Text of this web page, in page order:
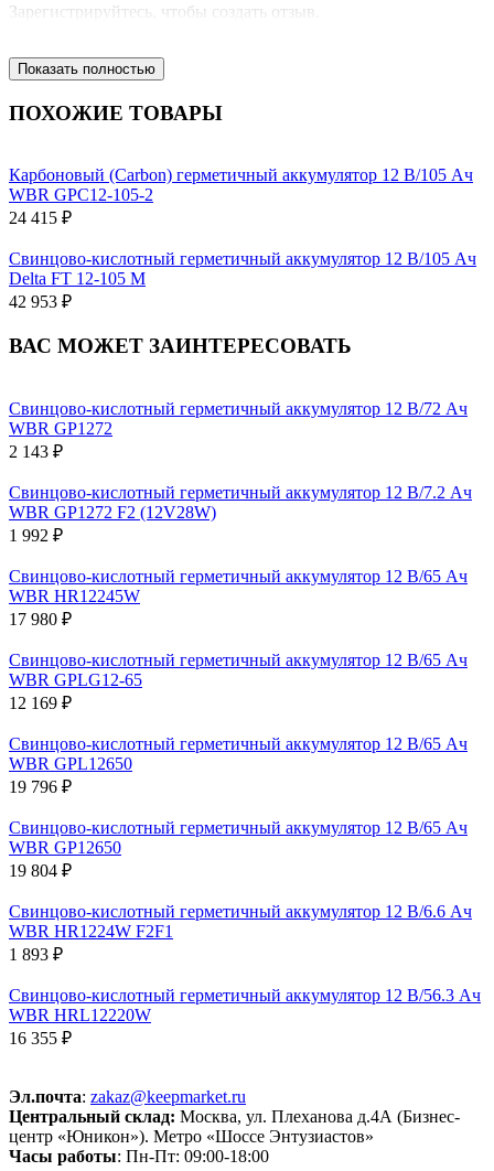
Зарегистрируйтесь, чтобы создать отзыв.
Показать полностью
ПОХОЖИЕ ТОВАРЫ
Карбоновый (Carbon) герметичный аккумулятор 12 В/105 Ач
WBR GPC12-105-2
24 415 ₽
Свинцово-кислотный герметичный аккумулятор 12 В/105 Ач
Delta FT 12-105 M
42 953 ₽
ВАС МОЖЕТ ЗАИНТЕРЕСОВАТЬ
Свинцово-кислотный герметичный аккумулятор 12 В/72 Ач
WBR GP1272
2 143 ₽
Свинцово-кислотный герметичный аккумулятор 12 В/7.2 Ач
WBR GP1272 F2 (12V28W)
1 992 ₽
Свинцово-кислотный герметичный аккумулятор 12 В/65 Ач
WBR HR12245W
17 980 ₽
Свинцово-кислотный герметичный аккумулятор 12 В/65 Ач
WBR GPLG12-65
12 169 ₽
Свинцово-кислотный герметичный аккумулятор 12 В/65 Ач
WBR GPL12650
19 796 ₽
Свинцово-кислотный герметичный аккумулятор 12 В/65 Ач
WBR GP12650
19 804 ₽
Свинцово-кислотный герметичный аккумулятор 12 В/6.6 Ач
WBR HR1224W F2F1
1 893 ₽
Свинцово-кислотный герметичный аккумулятор 12 В/56.3 Ач
WBR HRL12220W
16 355 ₽
Эл.почта: zakaz@keepmarket.ru
Центральный склад: Москва, ул. Плеханова д.4А (Бизнес-
центр «Юникон»). Метро «Шоссе Энтузиастов»
Часы работы: Пн-Пт: 09:00-18:00